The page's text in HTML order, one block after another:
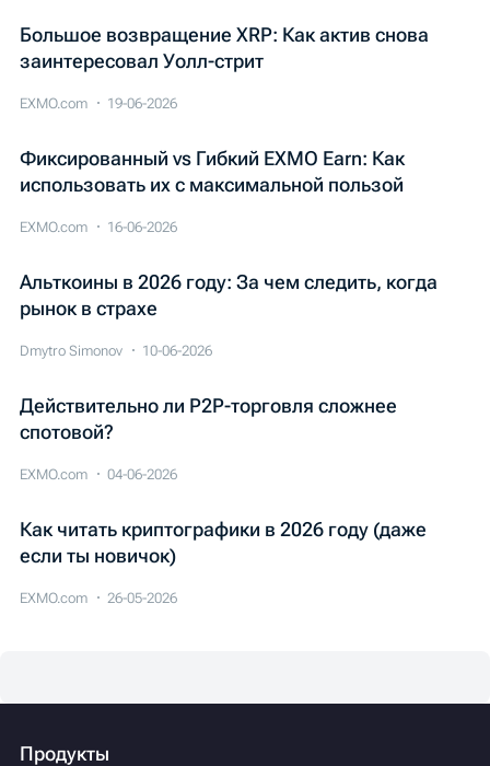
Большое возвращение XRP: Как актив снова
заинтересовал Уолл-стрит
EXMO.com 19-06-2026
Фиксированный vs Гибкий EXMO Earn: Как
использовать их с максимальной пользой
EXMO.com 16-06-2026
Альткоины в 2026 году: За чем следить, когда
рынок в страхе
Dmytro Simonov 10-06-2026
Действительно ли P2P-торговля сложнее
спотовой?
EXMO.com 04-06-2026
Как читать криптографики в 2026 году (даже
если ты новичок)
EXMO.com 26-05-2026
Продукты